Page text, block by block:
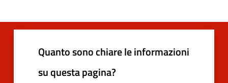
Quanto sono chiare le informazioni
su questa pagina?